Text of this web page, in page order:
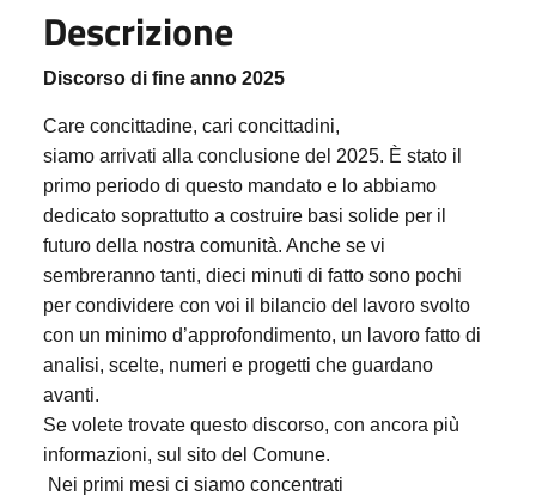
Descrizione
Discorso di fine anno 2025
Care concittadine, cari concittadini,
siamo arrivati alla conclusione del 2025. È stato il
primo periodo di questo mandato e lo abbiamo
dedicato soprattutto a costruire basi solide per il
futuro della nostra comunità. Anche se vi
sembreranno tanti, dieci minuti di fatto sono pochi
per condividere con voi il bilancio del lavoro svolto
con un minimo d’approfondimento, un lavoro fatto di
analisi, scelte, numeri e progetti che guardano
avanti.
Se volete trovate questo discorso, con ancora più
informazioni, sul sito del Comune.
Nei primi mesi ci siamo concentrati